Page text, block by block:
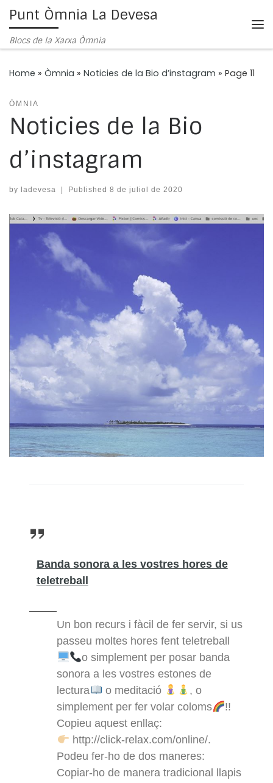
Skip to content
Punt Òmnia La Devesa
Blocs de la Xarxa Òmnia
Home » Òmnia » Noticies de la Bio d’instagram » Page 11
ÒMNIA
Noticies de la Bio
d’instagram
by ladevesa Published 8 de juliol de 2020
Banda sonora a les vostres hores de
teletreball
Un bon recurs i fàcil de fer servir, si us
passeu moltes hores fent teletreball
o simplement per posar banda
sonora a les vostres estones de
lectura
o meditació
, o
simplement per fer volar coloms
!!
Copieu aquest enllaç:
http://click-relax.com/online/.
Podeu fer-ho de dos maneres:
Copiar-ho de manera tradicional llapis